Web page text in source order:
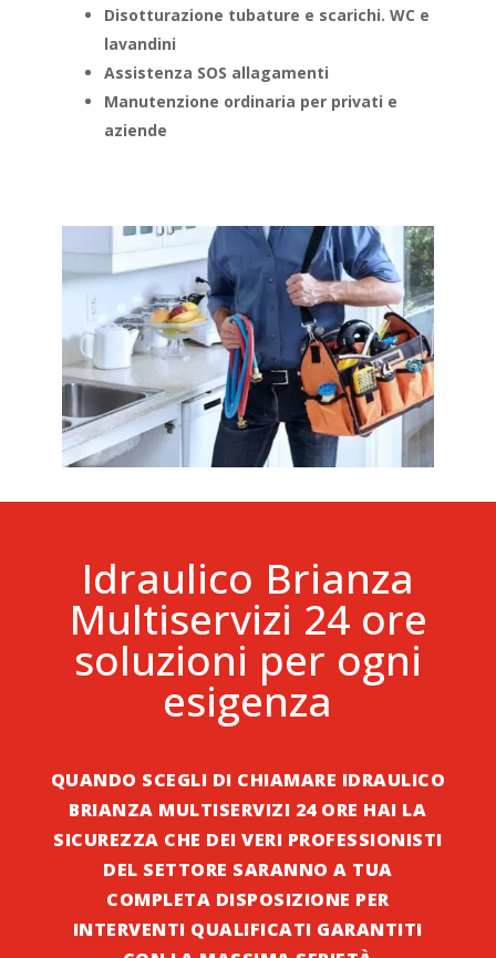
Disotturazione tubature e scarichi. WC e
lavandini
Assistenza SOS allagamenti
Manutenzione ordinaria per privati e
aziende
Idraulico Brianza
Multiservizi 24 ore
soluzioni per ogni
esigenza
QUANDO SCEGLI DI CHIAMARE IDRAULICO
BRIANZA MULTISERVIZI 24 ORE HAI LA
SICUREZZA CHE DEI VERI PROFESSIONISTI
DEL SETTORE SARANNO A TUA
COMPLETA DISPOSIZIONE PER
INTERVENTI QUALIFICATI GARANTITI